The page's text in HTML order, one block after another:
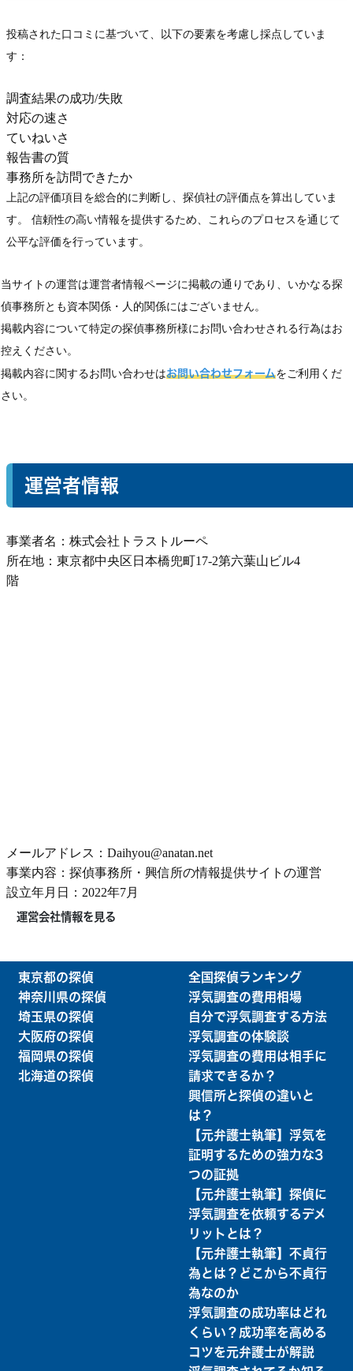
投稿された口コミに基づいて、以下の要素を考慮し採点していま
す：
調査結果の成功/失敗
対応の速さ
ていねいさ
報告書の質
事務所を訪問できたか
上記の評価項目を総合的に判断し、探偵社の評価点を算出していま
す。 信頼性の高い情報を提供するため、これらのプロセスを通じて
公平な評価を行っています。
当サイトの運営は運営者情報ページに掲載の通りであり、いかなる探
偵事務所とも資本関係・人的関係にはございません。
掲載内容について特定の探偵事務所様にお問い合わせされる行為はお
控えください。
掲載内容に関するお問い合わせはお問い合わせフォームをご利用くだ
さい。
運営者情報
事業者名：株式会社トラストルーペ
所在地：東京都中央区日本橋兜町17-2第六葉山ビル4
メールアドレス：Daihyou@anatan.net
事業内容：探偵事務所・興信所の情報提供サイトの運営
設立年月日：2022年7月
運営会社情報を見る
東京都の探偵
神奈川県の探偵
埼玉県の探偵
大阪府の探偵
福岡県の探偵
北海道の探偵
全国探偵ランキング
浮気調査の費用相場
自分で浮気調査する方法
浮気調査の体験談
浮気調査の費用は相手に
請求できるか？
興信所と探偵の違いと
は？
【元弁護士執筆】浮気を
証明するための強力な3
つの証拠
【元弁護士執筆】探偵に
浮気調査を依頼するデメ
リットとは？
【元弁護士執筆】不貞行
為とは？どこから不貞行
為なのか
浮気調査の成功率はどれ
くらい？成功率を高める
コツを元弁護士が解説